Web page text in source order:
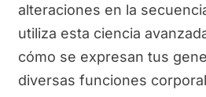
alteraciones en la
utiliza esta ciencia
cómo se expresan tus
diversas funciones